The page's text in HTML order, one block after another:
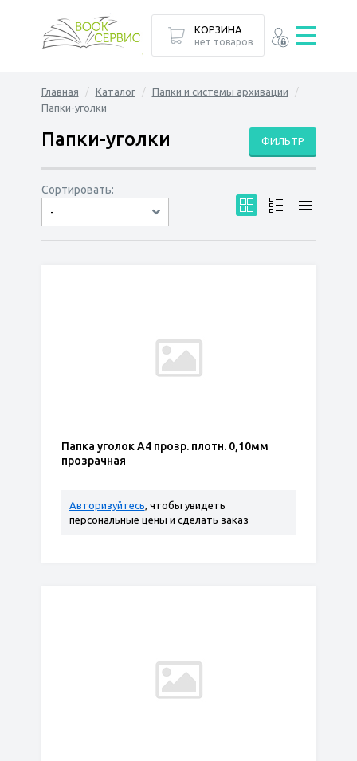
Главная Каталог
Папки и системы архивации
Папки-уголки
ФИЛЬТР
Папки-уголки
Сортировать:
-
по дате
по популярности
сначала дешёвые
сначала дорогие
Папка уголок А4 прозр. плотн. 0,10мм
прозрачная
Авторизуйтесь, чтобы увидеть
персональные цены и сделать заказ
КОРЗИНА
нет товаров